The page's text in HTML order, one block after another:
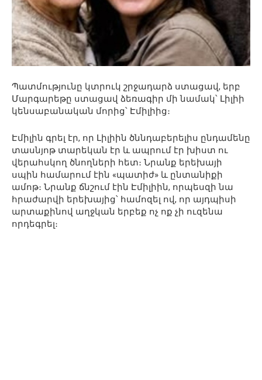
Պատմությունը կտրուկ շրջադարձ ստացավ, երբ
Մարգարեթը ստացավ ձեռագիր մի նամակ՝ Լիլիի
կենսաբանական մորից՝ Էմիլիից։
Էմիլին գրել էր, որ Լիլիին ծննդաբերելիս ընդամենը
տասնյոթ տարեկան էր և ապրում էր խիստ ու
վերահսկող ծնողների հետ։ Նրանք երեխայի
սպին համարում էին «պատիժ» և ընտանիքի
ամոթ։ Նրանք ճնշում էին Էմիլիին, որպեսզի նա
հրաժարվի երեխայից՝ համոզել ով, որ այդպիսի
արտաքինով աղջկան երբեք ոչ ոք չի ուզենա
որդեգրել։